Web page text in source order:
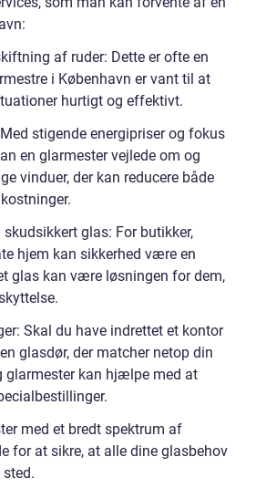
af ruder: Dette er ofte en
i København er vant til at
hurtigt og effektivt.
stigende energipriser og fokus
en glarmester vejlede om og
vinduer, der kan reducere både
glas: For butikker,
hjem kan sikkerhed være en
glas kan være løsningen for dem,
Skal du have indrettet et kontor
glasdør, der matcher netop din
glarmester kan hjælpe med at
med et bredt spektrum af
for at sikre, at alle dine glasbehov